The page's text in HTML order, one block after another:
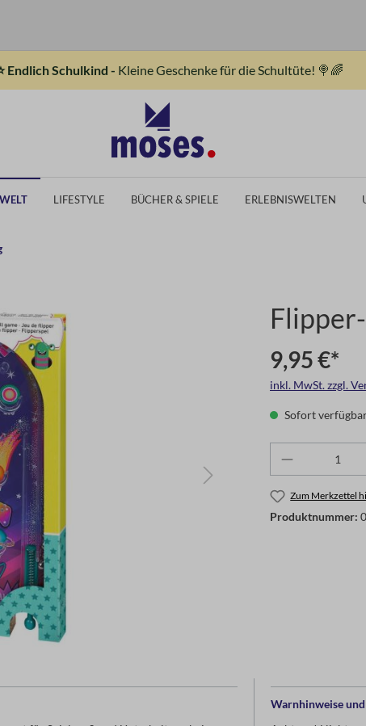
Endlich Schulkind - Kleine Geschenke für die Schultüte! 🍭🌈
LIFESTYLE BÜCHER & SPIELE ERLEBNISWELTEN
9,95 €*
inkl. MwSt. zzgl.
Sofort
Zum Merkzettel
Produktnummer:
Warnhinweise